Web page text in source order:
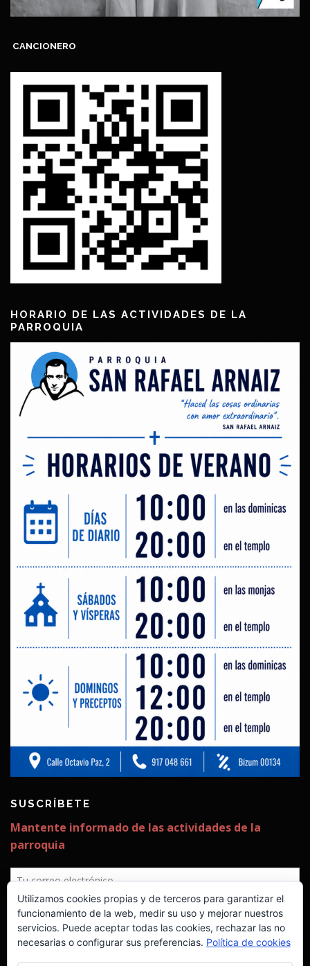
CANCIONERO
HORARIO DE LAS ACTIVIDADES DE LA
PARROQUIA
SUSCRÍBETE
¡Estamos construyendo ya la
segunda fase!
Utilizamos cookies propias y de terceros para garantizar el
funcionamiento de la web, medir su uso y mejorar nuestros
servicios. Puede aceptar todas las cookies, rechazar las no
necesarias o configurar sus preferencias. Política de cookies